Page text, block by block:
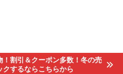
割引＆クーポン多数！冬の売
クするならこちらから